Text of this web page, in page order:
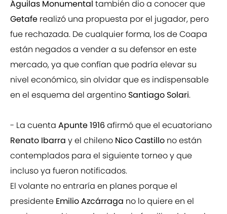
Águilas Monumental también dio a conocer que
Getafe realizó una propuesta por el jugador, pero
fue rechazada. De cualquier forma, los de Coapa
están negados a vender a su defensor en este
mercado, ya que confían que podría elevar su
nivel económico, sin olvidar que es indispensable
en el esquema del argentino Santiago Solari.
- La cuenta Apunte 1916afirmó que el ecuatoriano
Renato Ibarra y el chileno Nico Castillo no están
contemplados para el siguiente torneo y que
incluso ya fueron notificados.
El volante no entraría en planes porque el
presidente Emilio Azcárraga no lo quiere en el